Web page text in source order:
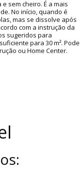
sem cheiro. É a mais
No início, quando é
mas se dissolve após
com a instrução da
sugeridos para
para 30 m². Pode
ou Home Center.